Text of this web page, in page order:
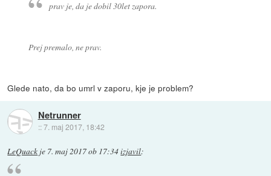
prav je, da je dobil 30let zapora.
Prej premalo, ne prav.
Glede nato, da bo umrl v zaporu, kje je problem?
Netrunner
::7. maj 2017, 18:42
LeQuack je 7. maj 2017 ob 17:34izjavil: